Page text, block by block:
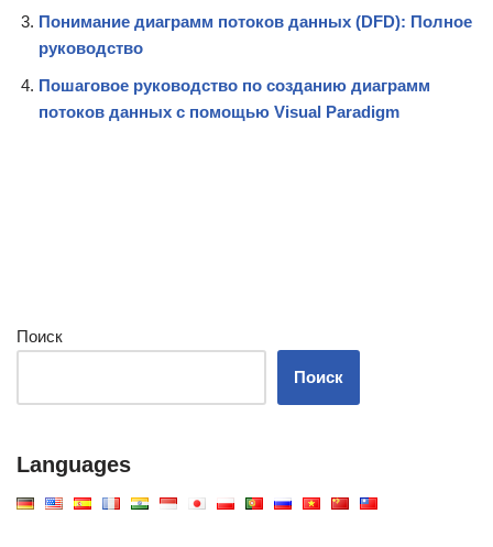
Понимание диаграмм потоков данных (DFD): Полное
руководство
Пошаговое руководство по созданию диаграмм
потоков данных с помощью Visual Paradigm
Поиск
Поиск
Languages